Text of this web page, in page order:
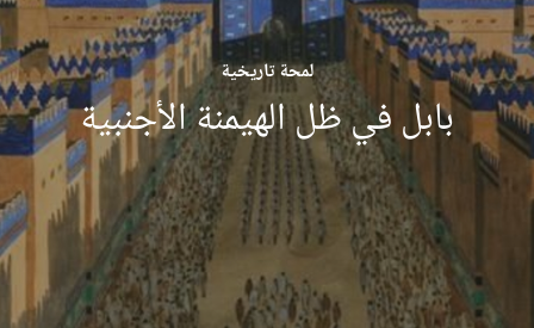
للمجموعة
لمحة تاريخية
بابل في ظل الهيمنة الأجنبية